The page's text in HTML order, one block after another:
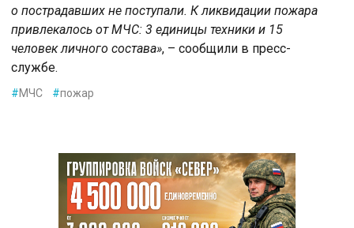
о пострадавших не поступали. К ликвидации пожара
привлекалось от МЧС: 3 единицы техники и 15
человек личного состава», – сообщили в пресс-
службе.
#МЧС #пожар